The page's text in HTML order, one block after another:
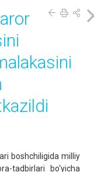
boshchiligida milliy
tadbirlari bo‘yicha